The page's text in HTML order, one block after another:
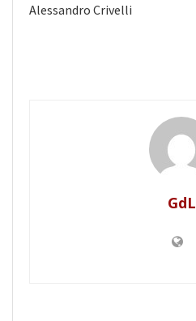
Alessandro Crivelli
GdL